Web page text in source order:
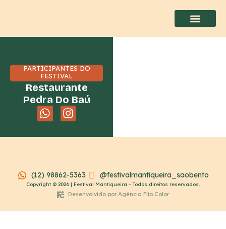
PARTICIPANTES DO
FESTIVAL
Restaurante
Pedra Do Baú
(12) 98862-5363 @festivalmantiqueira_saobento
Copyright © 2026 | Festival Mantiqueira – Todos direitos reservados.
Desenvolvido por Agência Flip Color